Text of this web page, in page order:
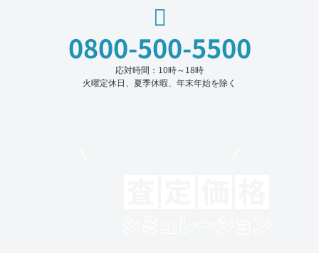
0800-500-5500
応対時間：10時～18時
火曜定休日、夏季休暇、年末年始を除く